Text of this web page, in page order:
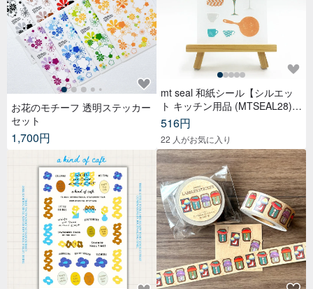
お花のモチーフ 透明ステッカー
セット
1,700円
mt seal 和紙シール【シルエッ
ト キッチン用品 (MTSEAL28)】
2017AW
516円
22 人がお気に入り